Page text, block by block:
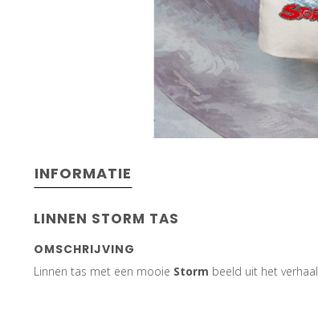
INFORMATIE
LINNEN STORM TAS
OMSCHRIJVING
Linnen tas met een mooie Storm beeld uit het verhaal